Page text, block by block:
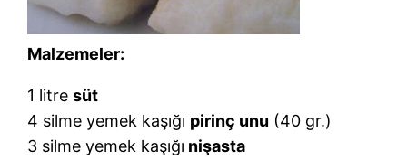
Malzemeler:
1 litresüt
4 silme yemek kaşığı pirinç unu (40 gr.)
3 silme yemek kaşığı nişasta